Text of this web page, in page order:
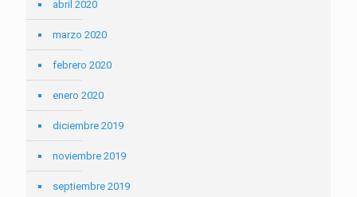
abril 2020
marzo 2020
febrero 2020
enero 2020
diciembre 2019
noviembre 2019
septiembre 2019